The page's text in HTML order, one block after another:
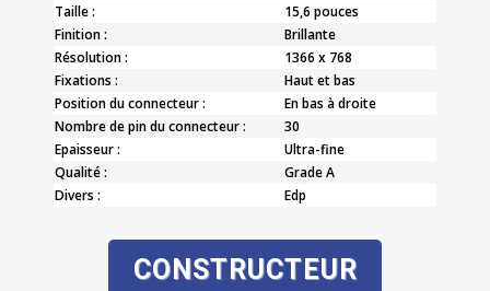
Taille :
15,6 pouces
Finition :
Brillante
Résolution :
1366 x 768
Fixations :
Haut et bas
Position du connecteur :
En bas à droite
Nombre de pin du connecteur :
30
Epaisseur :
Ultra-fine
Qualité :
Grade A
Divers :
Edp
CONSTRUCTEUR